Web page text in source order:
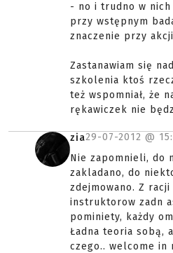
- no i trudno w
przy wstępnym
znaczenie przy
Zastanawiam się
szkolenia ktoś
też wspomniał, że
rękawiczek nie
zia29-07-2012 @
Nie zapomnieli, do
zakladano, do
zdejmowano. Z
instruktorow zadn
pominiety, każdy
Ładna teoria sobą,
czego.. welcome in